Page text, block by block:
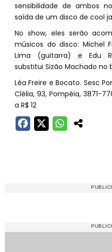
sensibilidade de ambos
saída de um disco de cool
No show, eles serão
músicos do disco: Michel
Lima (guitarra) e Edu
substitui Sizão Machado no
Léa Freire e Bocato. Sesc
Clélia, 93, Pompéia, 3871-
a R$ 12